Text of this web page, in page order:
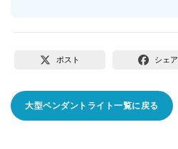
ポスト シェア
大型ペンダントライト一覧に戻る